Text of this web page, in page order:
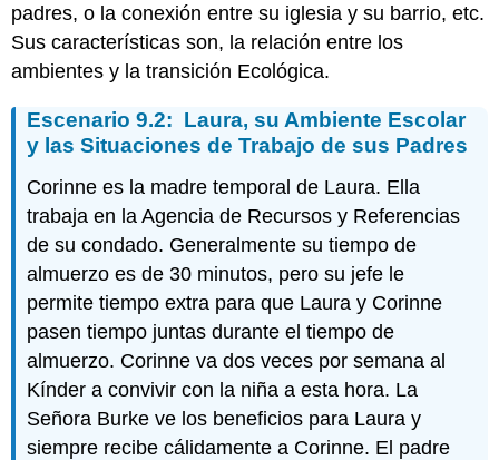
padres, o la conexión entre su iglesia y su barrio, etc.
Sus características son, la relación entre los
ambientes y la transición Ecológica.
Escenario 9.2: Laura, su Ambiente Escolar
y las Situaciones de Trabajo de sus Padres
Corinne es la madre temporal de Laura. Ella
trabaja en la Agencia de Recursos y Referencias
de su condado. Generalmente su tiempo de
almuerzo es de 30 minutos, pero su jefe le
permite tiempo extra para que Laura y Corinne
pasen tiempo juntas durante el tiempo de
almuerzo. Corinne va dos veces por semana al
Kínder a convivir con la niña a esta hora. La
Señora Burke ve los beneficios para Laura y
siempre recibe cálidamente a Corinne. El padre